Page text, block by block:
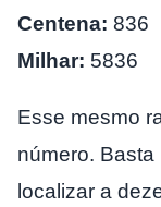
Centena: 836
Milhar: 5836
Esse mesmo
número.
localizar a